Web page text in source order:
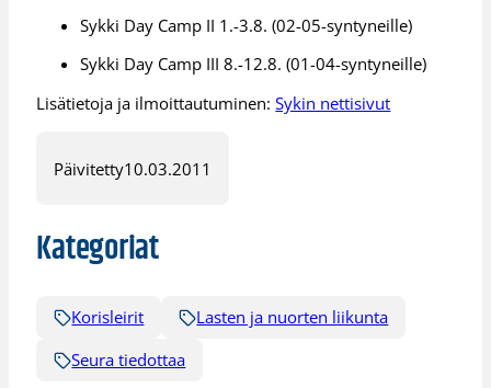
Sykki Day Camp II 1.-3.8. (02-05-syntyneille)
Sykki Day Camp III 8.-12.8. (01-04-syntyneille)
Lisätietoja ja ilmoittautuminen:Sykin nettisivut
Päivitetty10.03.2011
Kategoriat
Korisleirit
Lasten ja nuorten liikunta
Seura tiedottaa